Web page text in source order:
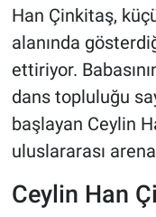
Han Çinkitaş,
alanında
ettiriyor.
dans topluluğu
başlayan Ceylin
uluslararası
Ceylin Han